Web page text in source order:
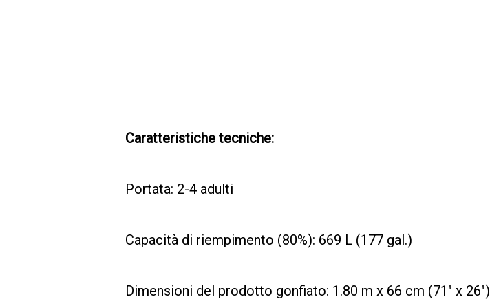
Caratteristiche tecniche:
Portata: 2-4 adulti
Capacità di riempimento (80%): 669 L (177 gal.)
Dimensioni del prodotto gonfiato: 1.80 m x 66 cm (71" x 26")